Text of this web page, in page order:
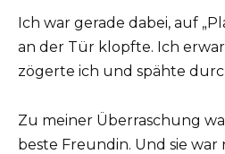
Ich war gerade dabei, auf
an der Tür klopfte. Ich
zögerte ich und spähte
Zu meiner Überraschung
beste Freundin. Und sie war